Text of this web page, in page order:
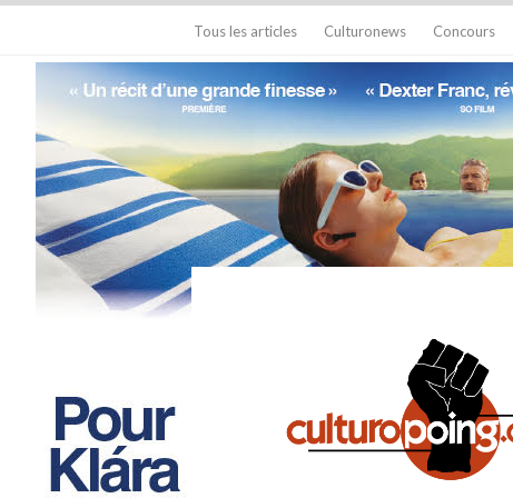
Tous les articles Culturonews Concours